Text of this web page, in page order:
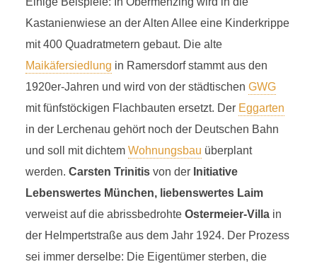
Kastanienwiese an der Alten Allee eine Kinderkrippe
mit 400 Quadratmetern gebaut. Die alte
Maikäfersiedlung in Ramersdorf stammt aus den
1920er-Jahren und wird von der städtischen GWG
mit fünfstöckigen Flachbauten ersetzt. Der Eggarten
in der Lerchenau gehört noch der Deutschen Bahn
und soll mit dichtem Wohnungsbau überplant
werden. Carsten Trinitis von der Initiative
Lebenswertes München, liebenswertes Laim
verweist auf die abrissbedrohte Ostermeier-Villain
der Helmpertstraße aus dem Jahr 1924. Der Prozess
sei immer derselbe: Die Eigentümer sterben, die